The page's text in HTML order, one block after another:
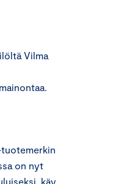
Vilma
tuotemerkin
on nyt
käy